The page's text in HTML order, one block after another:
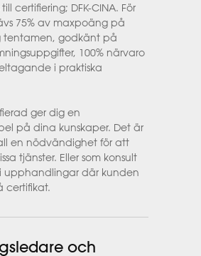
certifiering; DFK-CINA. För
75% av maxpoäng på
tentamen, godkänt på
100% närvaro
i praktiska
ger dig en
på dina kunskaper. Det är
en nödvändighet för att
tjänster. Eller som konsult
upphandlingar där kunden
certifikat.
och